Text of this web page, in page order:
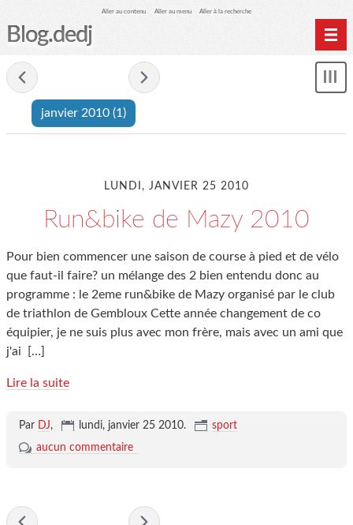
Aller au contenu Aller au menu Aller à la recherche
Blog.dedj
Archives
janvier 2010 (1)
LUNDI, JANVIER 25 2010
Run&bike de Mazy 2010
Pour bien commencer une saison de course à pied et de vélo
que faut-il faire? un mélange des 2 bien entendu donc au
programme : le 2eme run&bike de Mazy organisé par le club
de triathlon de Gembloux Cette année changement de co
équipier, je ne suis plus avec mon frère, mais avec un ami que
j'ai
[…]
Lire la suite
Par DJ, lundi, janvier 25 2010.
sport
aucun commentaire